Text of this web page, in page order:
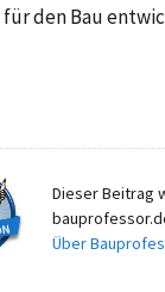
den Bau
Dieser Beitrag
Über